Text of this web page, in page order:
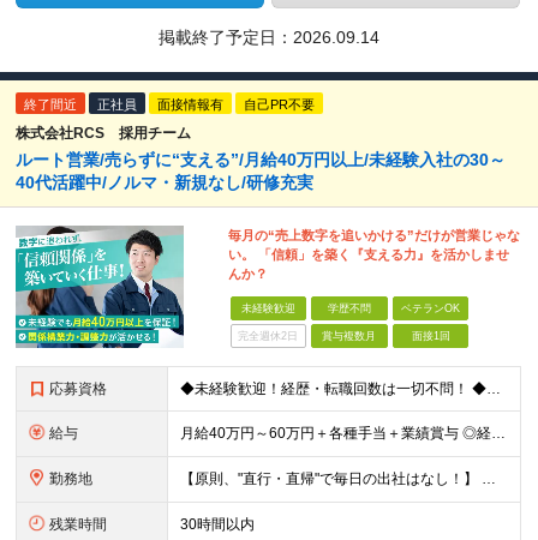
掲載終了予定日： 2026.09.14
終了間近 正社員 面接情報有 自己PR不要
株式会社RCS 採用チーム
ルート営業/売らずに“支える”/月給40万円以上/未経験入社の30～
40代活躍中/ノルマ・新規なし/研修充実
毎月の“売上数字を追いかける”だけが営業じゃな
い。 「信頼」を築く『支える力』を活かしませ
んか？
未経験歓迎 学歴不問 ベテランOK
完全週休2日 賞与複数月 面接1回
応募資格 ◆未経験歓迎！経歴・転職回数は一切不問！ ◆異業界出身の30代・40代も活躍中！ ◆U・Iターン希望の方も歓迎（引越費用規定あり） 【応募要件】 ■高卒以上 ■普通自動車運転免許（AT限定可） ■基
給与 月給40万円～60万円＋各種手当＋業績賞与 ◎経験や能力等を考慮し、優遇いたします！ ◎成果により業績賞与を年2回支給します！ 上記月給には、固定残業代として 「60,800円～95,000円（28
勤務地 【原則、"直行・直帰"で毎日の出社はなし！】 東京・埼玉・千葉・神奈川などを中心とした 周辺エリアの現場に「直行・直帰」となります！ ■関東第一第二支部 埼玉県八潮市大字二丁目1142-2 ◎最寄り
残業時間 30時間以内